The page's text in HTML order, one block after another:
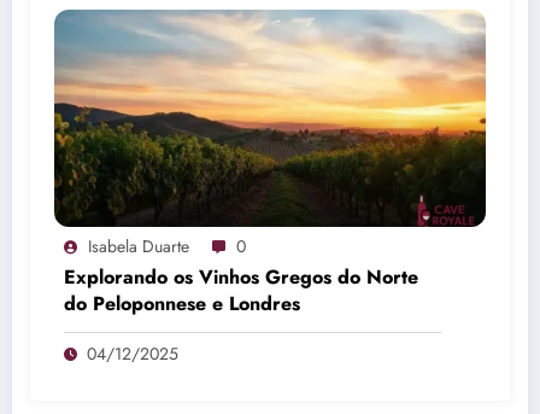
Isabela Duarte 0
Explorando os Vinhos Gregos do Norte
do Peloponnese e Londres
04/12/2025